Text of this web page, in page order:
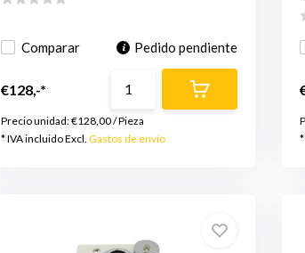
Comparar Pedido pendiente
€128,-*
Precio unidad:€128,00/Pieza
* IVA incluido Excl. Gastos de envío